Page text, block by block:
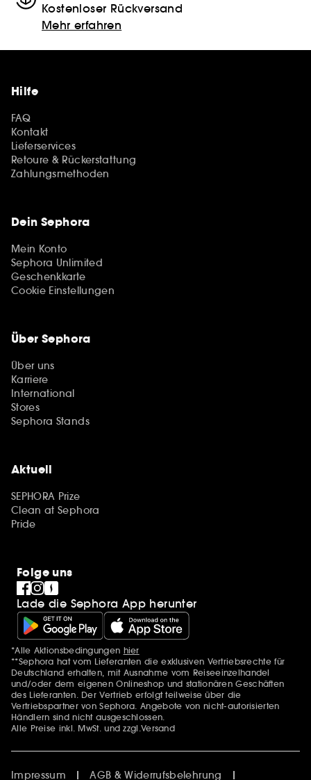
Kostenloser Rückversand
Mehr erfahren
Hilfe
FAQ
Kontakt
Lieferservices
Retoure & Rückerstattung
Zahlungsmethoden
Dein Sephora
Mein Konto
Sephora Unlimited
Geschenkkarte
Cookie Einstellungen
Über Sephora
Über uns
Karriere
International
Stores
Sephora Stands
Aktuell
SEPHORA Prize
Clean at Sephora
Pride
Folge uns
Lade die Sephora App herunter
Zusätzlich Erwähnungen
*Alle Aktionsbedingungen hier
**Sephora hat vom Lieferanten die exklusiven Vertriebsrechte für
Deutschland erhalten, mit Ausnahme vom Reiseeinzelhandel
und/oder dem eigenen Onlineshop und stationären Geschäften
des Lieferanten. Der Vertrieb erfolgt teilweise über die
Vertriebspartner von Sephora. Angebote von nicht-autorisierten
Händlern sind nicht ausgeschlossen.
Alle Preise inkl. MwSt. und zzgl.Versand
Impressum AGB & Widerrufsbelehrung